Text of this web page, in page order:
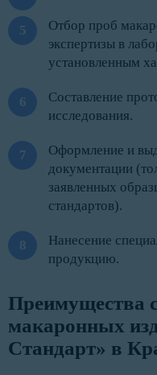
Отбор проб
экспертизы в
установленным
Составление
исследования.
Оформление и
документации
заявленных
стандартов).
Нанесение
продукцию.
Преимущества
макаронных
Стандарт» в